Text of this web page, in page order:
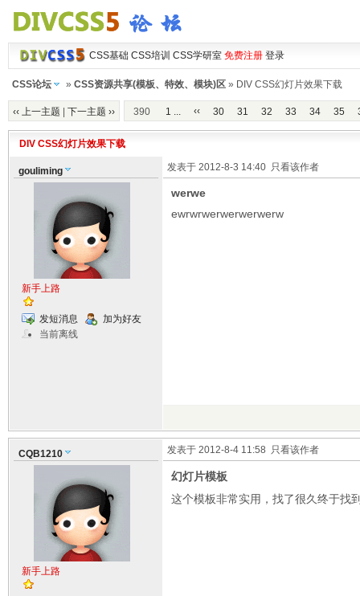
CSS基础 CSS培训 CSS学研室 免费注册 登录
CSS论坛 » CSS资源共享(模板、特效、模块)区» DIV CSS幻灯片效果下载
‹‹ 上一主题 下一主题 ›› 390 1 ... ‹‹ 30 31 32 33 34 35
DIV CSS幻灯片效果下载
gouliming
新手上路
发短消息
加为好友
当前离线
发表于 2012-8-3 14:40 只看该作者
werwe
ewrwrwerwerwerwerw
CQB1210
新手上路
发表于 2012-8-4 11:58 只看该作者
幻灯片模板
这个模板非常实用，找了很久终于